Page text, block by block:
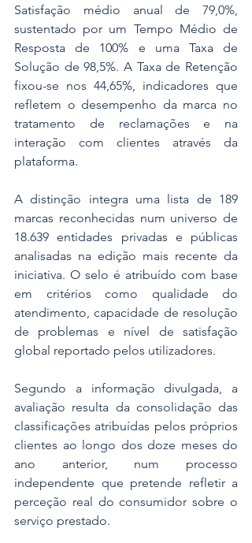
Satisfação médio anual de 79,0%,
sustentado por um Tempo Médio de
Resposta de 100% e uma Taxa de
Solução de 98,5%. A Taxa de Retenção
fixou-se nos 44,65%, indicadores que
refletem o desempenho da marca no
tratamento de reclamações e na
interação com clientes através da
plataforma.
A distinção integra uma lista de 189
marcas reconhecidas num universo de
18.639 entidades privadas e públicas
analisadas na edição mais recente da
iniciativa. O selo é atribuído com base
em critérios como qualidade do
atendimento, capacidade de resolução
de problemas e nível de satisfação
global reportado pelos utilizadores.
Segundo a informação divulgada, a
avaliação resulta da consolidação das
classificações atribuídas pelos próprios
clientes ao longo dos doze meses do
ano anterior, num processo
independente que pretende refletir a
perceção real do consumidor sobre o
serviço prestado.